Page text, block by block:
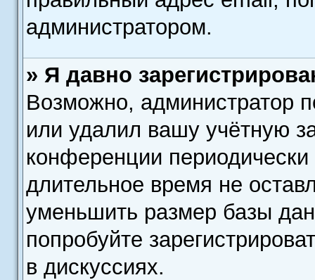
администратором.
» Я давно
Возможно, администратор
или удалил вашу учётную
конференции
длительное время не
уменьшить размер базы
попробуйте
в дискуссиях.